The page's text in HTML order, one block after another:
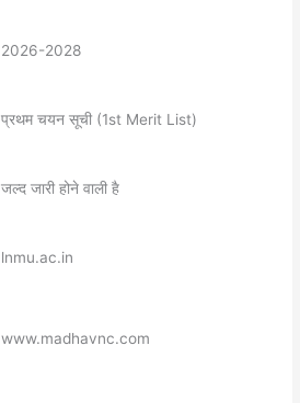
2026-2028
प्रथम चयन सूची (1st Merit List)
जल्द जारी होने वाली है
lnmu.ac.in
www.madhavnc.com